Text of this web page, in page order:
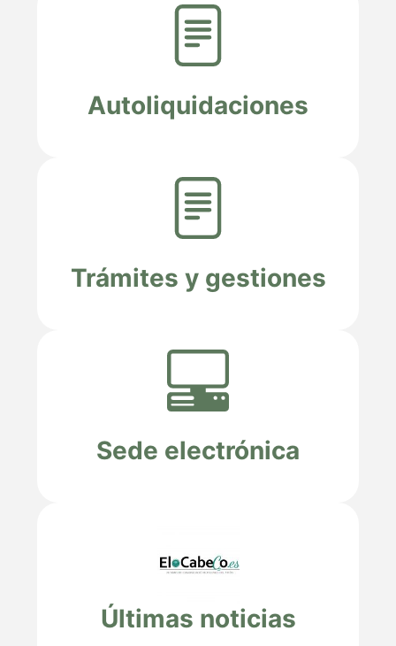
Autoliquidaciones
Trámites y gestiones
Sede electrónica
Últimas noticias